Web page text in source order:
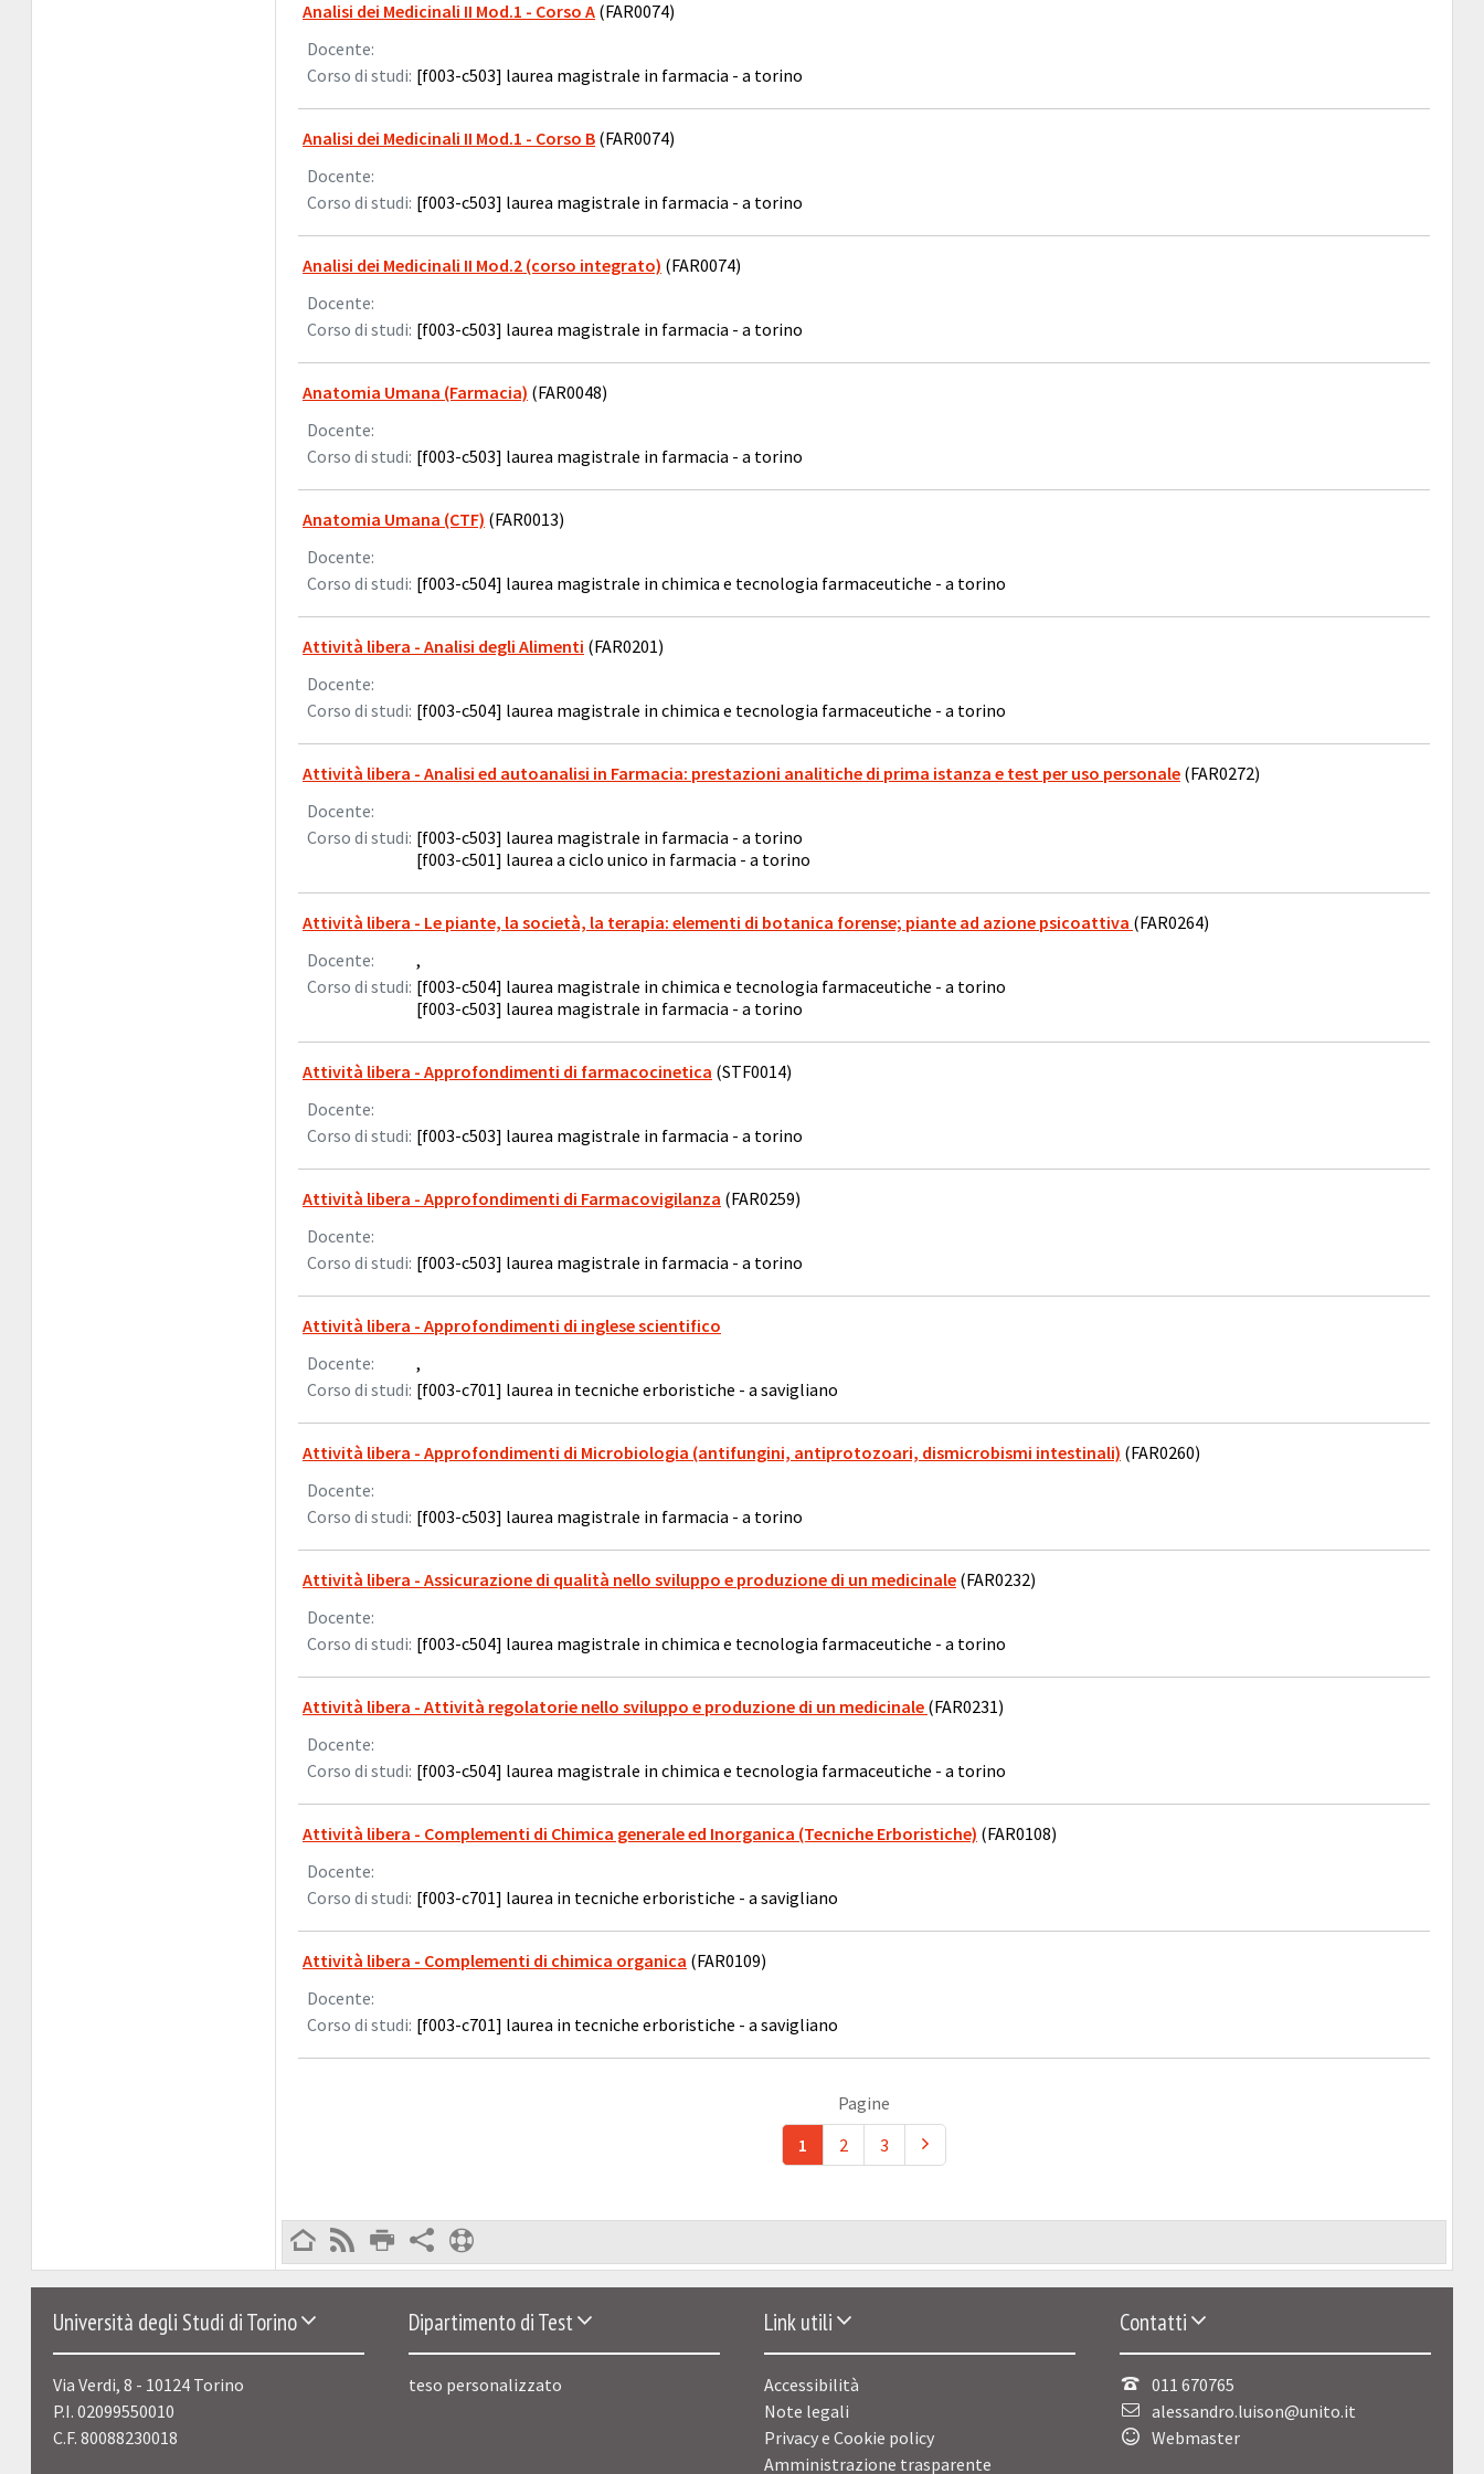
Analisi dei Medicinali II Mod.1 - Corso A (FAR0074)
Docente:
Corso di studi: [f003-c503] laurea magistrale in farmacia - a torino
Analisi dei Medicinali II Mod.1 - Corso B (FAR0074)
Docente:
Corso di studi: [f003-c503] laurea magistrale in farmacia - a torino
Analisi dei Medicinali II Mod.2 (corso integrato) (FAR0074)
Docente:
Corso di studi: [f003-c503] laurea magistrale in farmacia - a torino
Anatomia Umana (Farmacia) (FAR0048)
Docente:
Corso di studi: [f003-c503] laurea magistrale in farmacia - a torino
Anatomia Umana (CTF) (FAR0013)
Docente:
Corso di studi: [f003-c504] laurea magistrale in chimica e tecnologia farmaceutiche - a torino
Attività libera - Analisi degli Alimenti (FAR0201)
Docente:
Corso di studi: [f003-c504] laurea magistrale in chimica e tecnologia farmaceutiche - a torino
Attività libera - Analisi ed autoanalisi in Farmacia: prestazioni analitiche di prima istanza e test per uso personale (FAR0272)
Docente:
Corso di studi: [f003-c503] laurea magistrale in farmacia - a torino
[f003-c501] laurea a ciclo unico in farmacia - a torino
Attività libera - Le piante, la società, la terapia: elementi di botanica forense; piante ad azione psicoattiva (FAR0264)
Docente:
,
Corso di studi: [f003-c504] laurea magistrale in chimica e tecnologia farmaceutiche - a torino
[f003-c503] laurea magistrale in farmacia - a torino
Attività libera - Approfondimenti di farmacocinetica (STF0014)
Docente:
Corso di studi: [f003-c503] laurea magistrale in farmacia - a torino
Attività libera - Approfondimenti di Farmacovigilanza (FAR0259)
Docente:
Corso di studi: [f003-c503] laurea magistrale in farmacia - a torino
Attività libera - Approfondimenti di inglese scientifico
Docente:
,
Corso di studi: [f003-c701] laurea in tecniche erboristiche - a savigliano
Attività libera - Approfondimenti di Microbiologia (antifungini, antiprotozoari, dismicrobismi intestinali) (FAR0260)
Docente:
Corso di studi: [f003-c503] laurea magistrale in farmacia - a torino
Attività libera - Assicurazione di qualità nello sviluppo e produzione di un medicinale (FAR0232)
Docente:
Corso di studi: [f003-c504] laurea magistrale in chimica e tecnologia farmaceutiche - a torino
Attività libera - Attività regolatorie nello sviluppo e produzione di un medicinale (FAR0231)
Docente:
Corso di studi: [f003-c504] laurea magistrale in chimica e tecnologia farmaceutiche - a torino
Attività libera - Complementi di Chimica generale ed Inorganica (Tecniche Erboristiche) (FAR0108)
Docente:
Corso di studi: [f003-c701] laurea in tecniche erboristiche - a savigliano
Attività libera - Complementi di chimica organica (FAR0109)
Docente:
Corso di studi: [f003-c701] laurea in tecniche erboristiche - a savigliano
Pagine
1
2 3
Università degli Studi di Torino
Via Verdi, 8 - 10124 Torino
P.I. 02099550010
C.F. 80088230018
Dipartimento di Test
teso personalizzato
Link utili
Accessibilità
Note legali
Privacy e Cookie policy
Amministrazione trasparente
Contatti
011 670765
alessandro.luison@unito.it
Webmaster